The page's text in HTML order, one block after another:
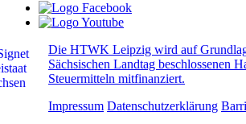
Die HTWK Leipzig wird auf
Sächsischen Landtag beschlossenen
Steuermitteln mitfinanziert.
Impressum Datenschutzerklärung